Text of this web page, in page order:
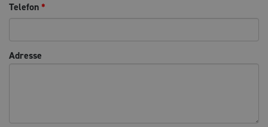
Telefon *
Adresse